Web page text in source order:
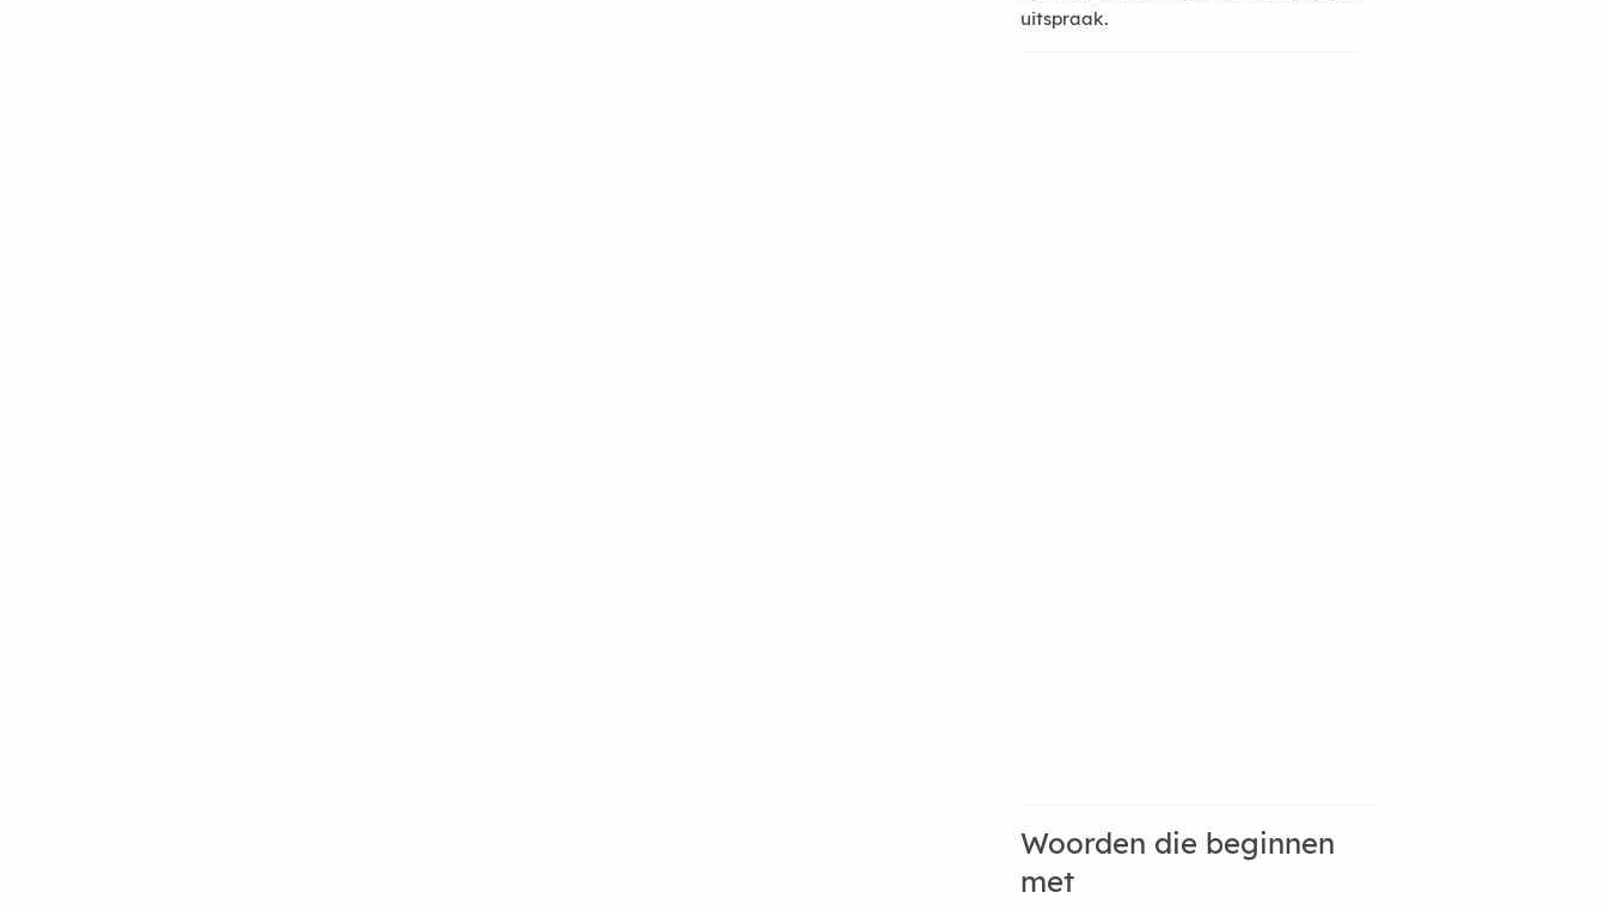
uitspraak.
Woorden die beginnen
met